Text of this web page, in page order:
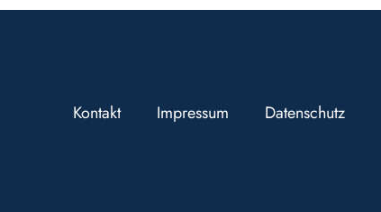
Kontakt Impressum Datenschutz